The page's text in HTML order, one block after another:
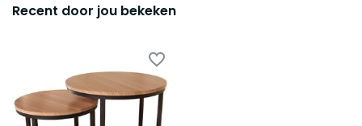
Recent door jou bekeken